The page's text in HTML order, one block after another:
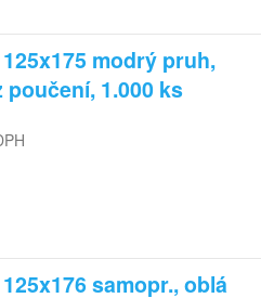
modrý pruh,
poučení, 1.000 ks
samopr., oblá